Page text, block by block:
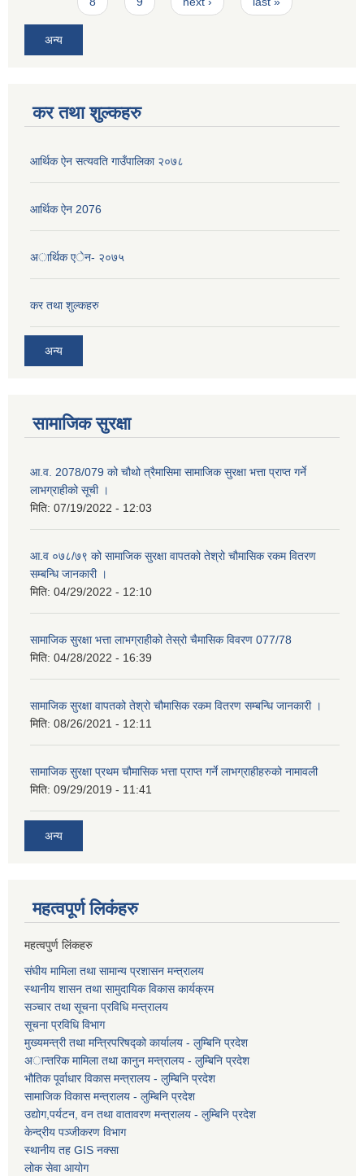
अन्य
कर तथा शुल्कहरु
आर्थिक ऐन सत्यवति गाउँपालिका २०७८
आर्थिक ऐन 2076
अार्थिक एेन- २०७५
कर तथा शुल्कहरु
अन्य
सामाजिक सुरक्षा
आ.व. 2078/079 को चौथो त्रैमासिमा सामाजिक सुरक्षा भत्ता प्राप्त गर्ने
लाभग्राहीको सूची ।
मिति: 07/19/2022 - 12:03
आ.व ०७८/७९ को सामाजिक सुरक्षा वापतको तेश्रो चौमासिक रकम वितरण
सम्बन्धि जानकारी ।
मिति: 04/29/2022 - 12:10
सामाजिक सुरक्षा भत्ता लाभग्राहीको तेस्रो चैमासिक विवरण 077/78
मिति: 04/28/2022 - 16:39
सामाजिक सुरक्षा वापतको तेश्रो चौमासिक रकम वितरण सम्बन्धि जानकारी ।
मिति: 08/26/2021 - 12:11
सामाजिक सुरक्षा प्रथम चौमासिक भत्ता प्राप्त गर्ने लाभग्राहीहरुको नामावली
मिति: 09/29/2019 - 11:41
अन्य
महत्वपूर्ण लि‌कंंहरु
महत्वपुर्ण लिंकहरु
संघीय मामिला तथा सामान्य प्रशासन मन्त्रालय
स्थानीय शासन तथा सामुदायिक विकास कार्यक्रम
सञ्चार तथा सूचना प्रविधि मन्त्रालय
सूचना प्रविधि विभाग
मुख्यमन्त्री तथा मन्त्रिपरिषद्को कार्यालय - लुम्बिनि प्रदेश
अान्तरिक मामिला तथा कानुन मन्त्रालय - लुम्बिनि प्रदेश
भौतिक पूर्वाधार विकास मन्त्रालय - लुम्बिनि प्रदेश
सामाजिक विकास मन्त्रालय - लुम्बिनि प्रदेश
उद्याेग,पर्यटन, वन तथा वातावरण मन्त्रालय - लुम्बिनि प्रदेश
केन्द्रीय पञ्जीकरण विभाग
स्थानीय तह GIS नक्सा
लोक सेवा आयोग